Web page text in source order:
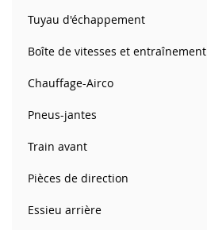
Tuyau d'échappement
Boîte de vitesses et entraînement
Chauffage-Airco
Pneus-jantes
Train avant
Pièces de direction
Essieu arrière